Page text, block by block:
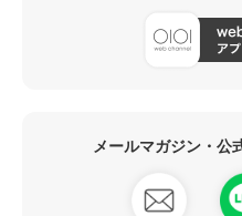
メールマガジン・公